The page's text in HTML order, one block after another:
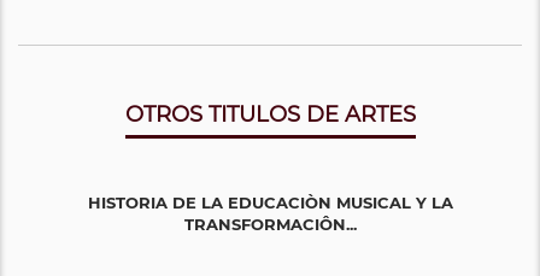
OTROS TITULOS DE ARTES
HISTORIA DE LA EDUCACIÒN MUSICAL Y LA
TRANSFORMACIÔN...